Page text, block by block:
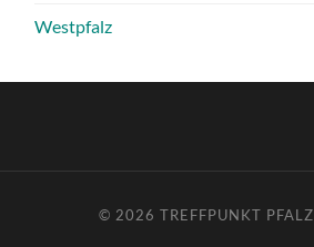
Westpfalz
© 2026TREFFPUNKT PFALZ